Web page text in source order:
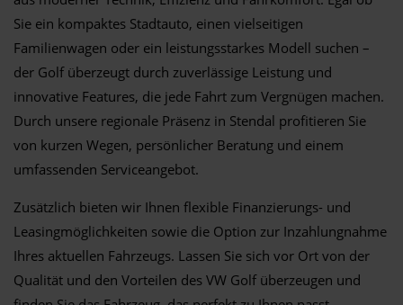
Sie ein kompaktes Stadtauto, einen vielseitigen
Familienwagen oder ein leistungsstarkes Modell suchen –
der Golf überzeugt durch zuverlässige Leistung und
innovative Features, die jede Fahrt zum Vergnügen machen.
Durch unsere regionale Präsenz in Stendal profitieren Sie
von kurzen Wegen, persönlicher Beratung und einem
umfassenden Serviceangebot.
Zusätzlich bieten wir Ihnen flexible Finanzierungs- und
Leasingmöglichkeiten sowie die Option zur Inzahlungnahme
Ihres aktuellen Fahrzeugs. Lassen Sie sich vor Ort von der
Qualität und den Vorteilen des VW Golf überzeugen und